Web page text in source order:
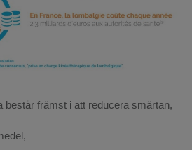
består främst i att reducera smärtan,